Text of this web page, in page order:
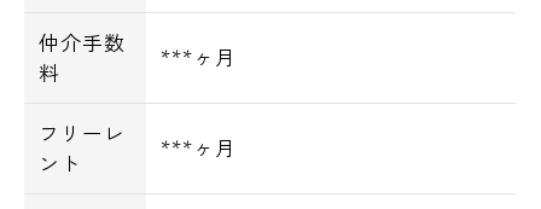
仲介手数
料
***ヶ月
フリーレ
ント
***ヶ月